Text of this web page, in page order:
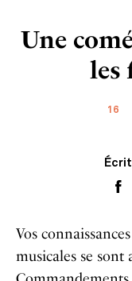
Une
les
16
Vos
musicales se sont